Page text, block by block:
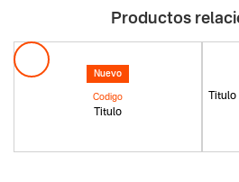
Productos
Nuevo
Titulo
Codigo